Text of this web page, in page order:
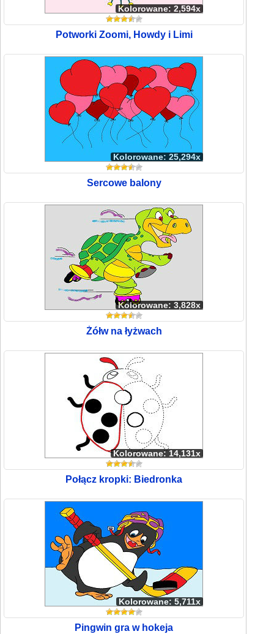
Kolorowane: 2,594x
Potworki Zoomi, Howdy i Limi
Kolorowane: 25,294x
Sercowe balony
Kolorowane: 3,828x
Żółw na łyżwach
Kolorowane: 14,131x
Połącz kropki: Biedronka
Kolorowane: 5,711x
Pingwin gra w hokeja